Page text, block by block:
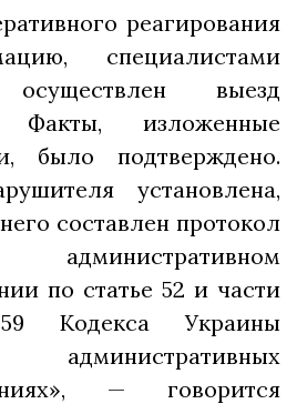
реагирования
специалистами
выезд
изложенные
было подтверждено.
установлена,
составлен протокол
по статье 52 и части
Кодекса Украины
— говорится